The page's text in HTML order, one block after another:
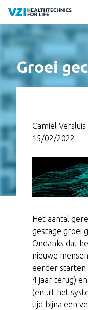
Groei
Camiel Versluis
15/02/2022
Het aantal
gestage groei
Ondanks dat
nieuwe
eerder starten
4 jaar terug)
(en uit het
tijd bijna een